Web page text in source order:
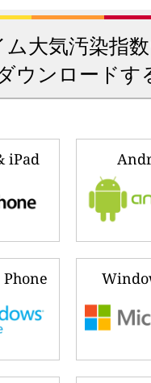
ム大気汚染指
ウンロードす
iPad